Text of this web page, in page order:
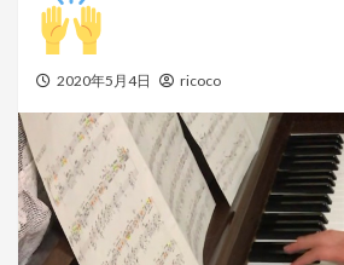
2020年5月4日 ricoco